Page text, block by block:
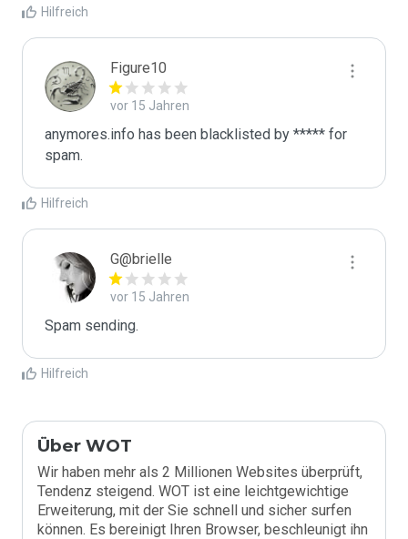
Hilfreich
Figure10
vor 15 Jahren
anymores.info has been blacklisted by ***** for
spam.
Hilfreich
G@brielle
vor 15 Jahren
Spam sending.
Hilfreich
Über WOT
Wir haben mehr als 2 Millionen Websites überprüft,
Tendenz steigend. WOT ist eine leichtgewichtige
Erweiterung, mit der Sie schnell und sicher surfen
können. Es bereinigt Ihren Browser, beschleunigt ihn